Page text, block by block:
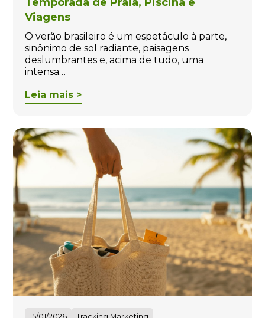
Viagens
O verão brasileiro é um espetáculo à parte,
sinônimo de sol radiante, paisagens
deslumbrantes e, acima de tudo, uma
intensa…
Leia mais >